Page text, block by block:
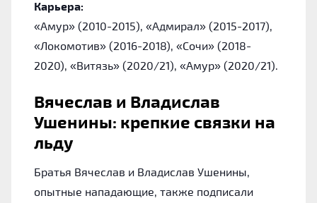
Карьера:
«Амур» (2010-2015), «Адмирал» (2015-2017),
«Локомотив» (2016-2018), «Сочи» (2018-
2020), «Витязь» (2020/21), «Амур» (2020/21).
Вячеслав и Владислав
Ушенины: крепкие связки на
льду
Братья Вячеслав и Владислав Ушенины,
опытные нападающие, также подписали